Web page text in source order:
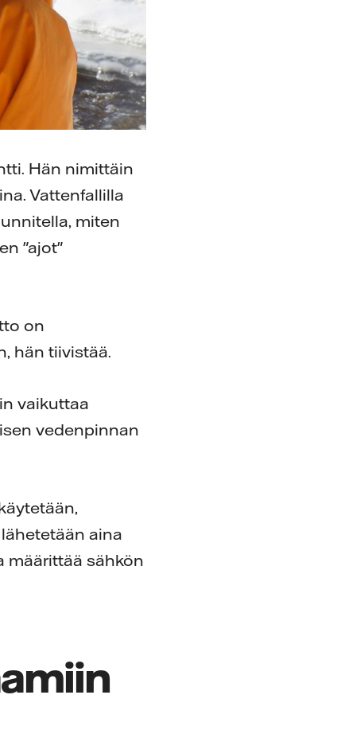
Hän nimittäin
Vattenfallilla
miten
"ajot"
on
hän tiivistää.
vaikuttaa
vedenpinnan
aina
määrittää sähkön